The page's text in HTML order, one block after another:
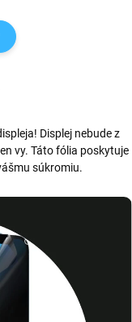
Displej nebude z
vy. Táto fólia poskytuje
súkromiu.